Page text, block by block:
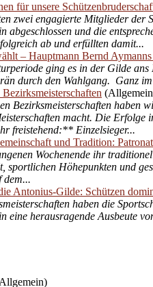
für unsere
zwei engagierte Mitglieder der
abgeschlossen und die
ab und erfüllten damit...
– Hauptmann Bernd
ging es in der Gilde
durch den Wahlgang. Ganz
(Allgemein
Bezirksmeisterschaften haben
macht. Die Erfolge
freistehend:** Einzelsieger...
und Tradition:
Wochenende ihr
sportlichen Höhepunkten und
dem...
Antonius-Gilde: Schützen
haben die
eine herausragende Ausbeute
Allgemein)